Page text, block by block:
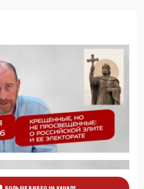
ЮНЕСКО в России, но
продолжают определять
граждан: Минцифры намерено
и муниципалитетов право
дома и социальные объекты от
от борца с
опасным контентом
люди» поднимают электорат
БОЛЬШЕ ВИДЕО НА КАНАЛЕ